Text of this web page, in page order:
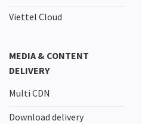
Viettel Cloud
MEDIA & CONTENT
DELIVERY
Multi CDN
Download delivery